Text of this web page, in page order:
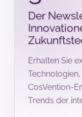
Der
Erhalten Sie
CosVention-
Trends der